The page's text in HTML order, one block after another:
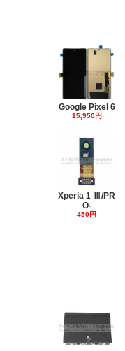
Google Pixel 6
15,950円
Xperia 1 Ⅲ/PR
O-
450円